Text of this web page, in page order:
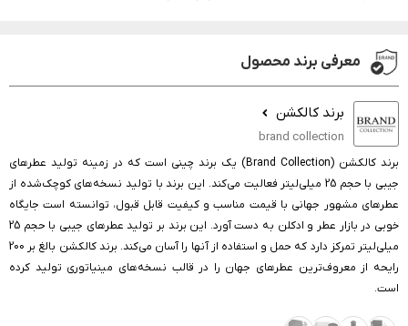
معرفی برند محصول
برند کالکشن
brand collection
برند کالکشن (Brand Collection) یک برند چینی است که در زمینه تولید عطرهای
جیبی با حجم 25 میلی‌لیتر فعالیت می‌کند. این برند با تولید نسخه‌های کوچک‌شده از
عطرهای مشهور جهانی با قیمت مناسب و کیفیت قابل قبول، توانسته است جایگاه
خوبی در بازار عطر و ادکلن به دست آورد. این برند بر تولید عطرهای جیبی با حجم 25
میلی‌لیتر تمرکز دارد که حمل و استفاده از آنها را آسان می‌کند. برند کالکشن بالغ بر 200
رایحه از معروف‌ترین عطرهای جهان را در قالب نسخه‌های مینیاتوری تولید کرده
است.